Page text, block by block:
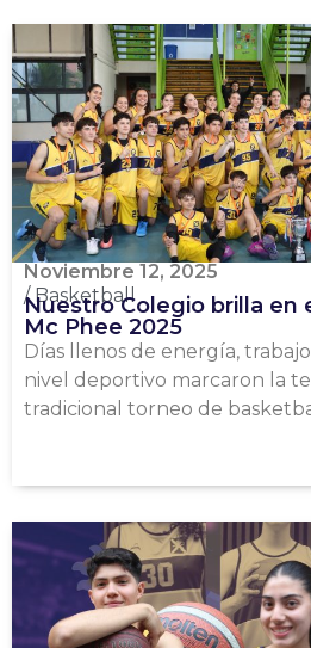
Noviembre 12, 2025
/Basketball
Nuestro Colegio brilla en
Mc Phee 2025
Días llenos de energía,
nivel deportivo marcaron la
tradicional torneo de